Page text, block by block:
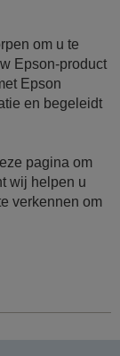
om u te
Epson-product
Epson
en begeleidt
pagina om
wij helpen u
verkennen om